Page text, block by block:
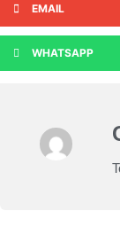
EMAIL
WHATSAPP